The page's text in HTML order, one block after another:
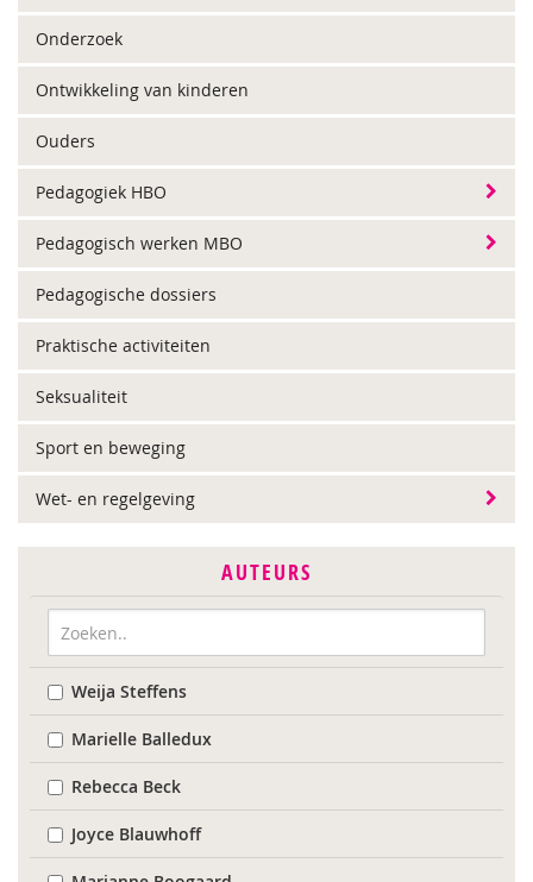
Onderzoek
Ontwikkeling van kinderen
Ouders
Pedagogiek HBO
Pedagogisch werken MBO
Pedagogische dossiers
Praktische activiteiten
Seksualiteit
Sport en beweging
Wet- en regelgeving
AUTEURS
Weija Steffens
Marielle Balledux
Rebecca Beck
Joyce Blauwhoff